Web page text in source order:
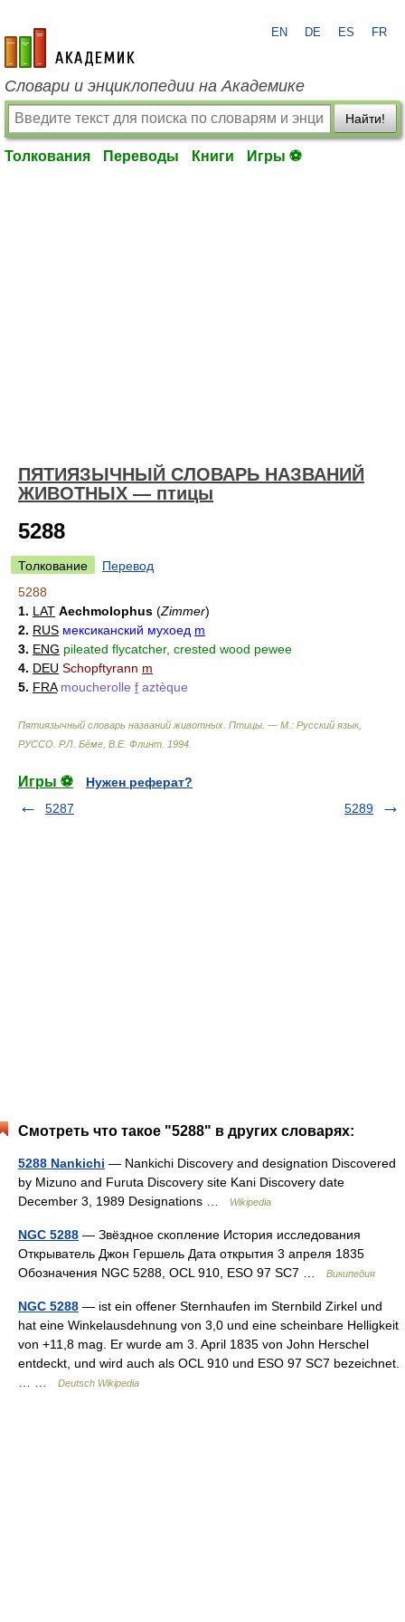
academic.ru
EN DE ES FR
Словари и энциклопедии на Академике
Найти!
Толкования Переводы Книги Игры ⚽
ПЯТИЯЗЫЧНЫЙ СЛОВАРЬ НАЗВАНИЙ
ЖИВОТНЫХ — птицы
5288
Толкование
Перевод
5288
1. LAT Aechmolophus (Zimmer)
2. RUS мексиканский мухоед m
3. ENG pileated flycatcher, crested wood pewee
4. DEU Schopftyrann m
5. FRA moucherolle f aztèque
Пятиязычный словарь названий животных. Птицы. — М.: Русский язык,
РУССО Р.Л. Бёме, В.Е. Флинт 1994
Игры ⚽
Нужен реферат?
5287
5289
Смотреть что такое "5288" в других словарях:
5288 Nankichi — Nankichi Discovery and designation Discovered
by Mizuno and Furuta Discovery site Kani Discovery date
December 3, 1989 Designations …
Wikipedia
NGC 5288 — Звёздное скопление История исследования
Открыватель Джон Гершель Дата открытия 3 апреля 1835
Обозначения NGC 5288, OCL 910, ESO 97 SC7 …
Википедия
NGC 5288 — ist ein offener Sternhaufen im Sternbild Zirkel und
hat eine Winkelausdehnung von 3,0 und eine scheinbare Helligkeit
von +11,8 mag. Er wurde am 3. April 1835 von John Herschel
entdeckt, und wird auch als OCL 910 und ESO 97 SC7 bezeichnet.
Deutsch Wikipedia